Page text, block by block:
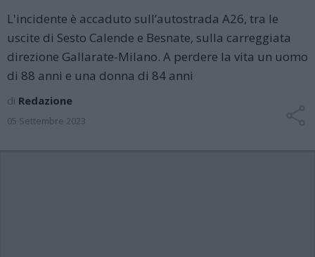
L'incidente è accaduto sull’autostrada A26, tra le
uscite di Sesto Calende e Besnate, sulla carreggiata
direzione Gallarate-Milano. A perdere la vita un uomo
di 88 anni e una donna di 84 anni
di Redazione
05 Settembre 2023